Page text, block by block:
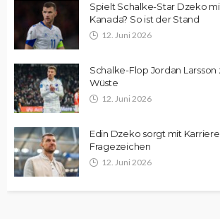
Spielt Schalke-Star Dzeko
Kanada? So ist der Stand
12. Juni 2026
Schalke-Flop Jordan Larsson
Wüste
12. Juni 2026
Edin Dzeko sorgt mit
Fragezeichen
12. Juni 2026